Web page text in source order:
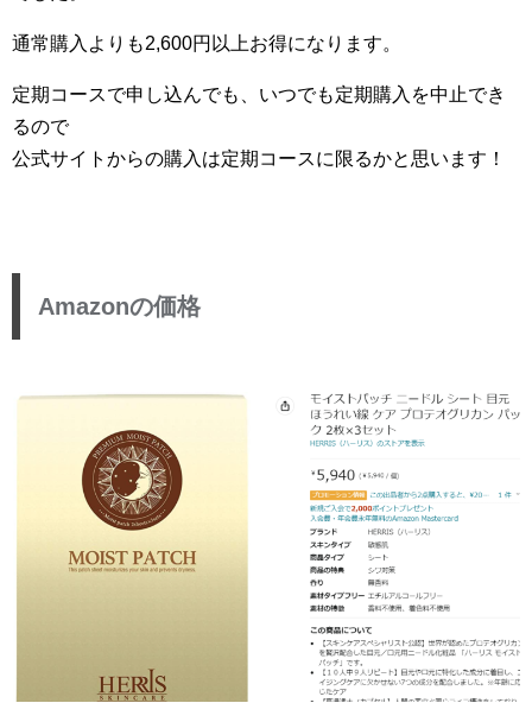
通常購入よりも2,600円以上お得になります。
定期コースで申し込んでも、いつでも定期購入を中止でき
るので
公式サイトからの購入は定期コースに限るかと思います！
Amazonの価格